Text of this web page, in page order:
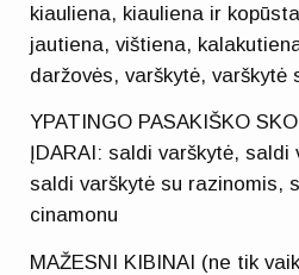
kiauliena, kiauliena ir
jautiena, vištiena,
daržovės, varškytė, varškytė
YPATINGO PASAKIŠKO
ĮDARAI: saldi varškytė, saldi
saldi varškytė su razinomis,
cinamonu
MAŽESNI KIBINAI (ne tik